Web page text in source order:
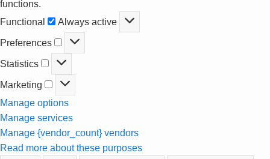
functions.
Functional
Functional
Always active
Preferences
Preferences
Statistics Statistics
Marketing Marketing
Manage options
Manage services
Manage {vendor_count} vendors
Read more about these purposes